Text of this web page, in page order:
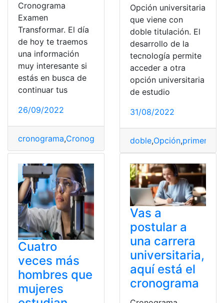
Cronograma
Examen
Transformar. El día
de hoy te traemos
una información
muy interesante si
estás en busca de
continuar tus
26/09/2022
cronograma,Cronograma escolar,Ecuador,Examen
Opción universitaria
que viene con
doble titulación. El
desarrollo de la
tecnología permite
acceder a otra
opción universitaria
de estudio
31/08/2022
doble,Opción,primeras
Cuatro
veces más
hombres que
mujeres
Vas a
postular a
una carrera
universitaria,
aquí está el
cronograma